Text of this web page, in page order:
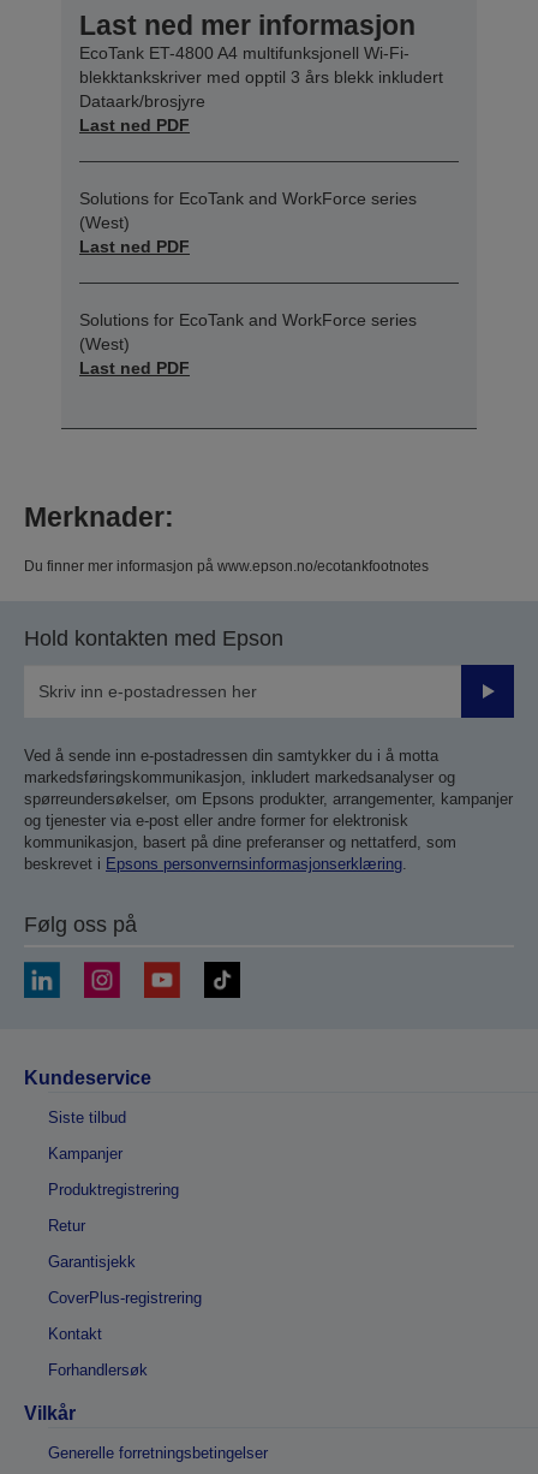
Last ned mer informasjon
EcoTank ET-4800 A4 multifunksjonell Wi-Fi-
blekktankskriver med opptil 3 års blekk inkludert
Dataark/brosjyre
Last ned PDF
Solutions for EcoTank and WorkForce series
(West)
Last ned PDF
Solutions for EcoTank and WorkForce series
(West)
Last ned PDF
Merknader:
Du finner mer informasjon på www.epson.no/ecotankfootnotes
Hold kontakten med Epson
Send
Ved å sende inn e-postadressen din samtykker du i å motta
markedsføringskommunikasjon, inkludert markedsanalyser og
spørreundersøkelser, om Epsons produkter, arrangementer, kampanjer
og tjenester via e-post eller andre former for elektronisk
kommunikasjon, basert på dine preferanser og nettatferd, som
beskrevet i Epsons personvernsinformasjonserklæring.
Følg oss på
Kundeservice
Siste tilbud
Kampanjer
Produktregistrering
Retur
Garantisjekk
CoverPlus-registrering
Kontakt
Forhandlersøk
Vilkår
Generelle forretningsbetingelser